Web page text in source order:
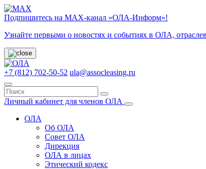
Подпишитесь на МАХ-канал «ОЛА-Информ»!
Узнайте первыми о новостях и событиях в ОЛА,
+7 (812) 702-50-52 ula@assocleasing.ru
Личный кабинет для членов ОЛА
ОЛА
Об ОЛА
Совет ОЛА
Дирекция
ОЛА в лицах
Этический кодекс